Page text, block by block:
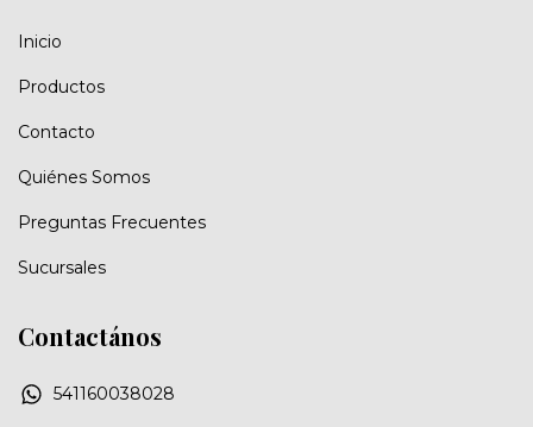
Inicio
Productos
Contacto
Quiénes Somos
Preguntas Frecuentes
Sucursales
Contactános
541160038028